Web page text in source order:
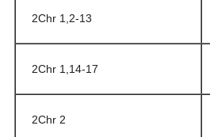
2Chr 1,2-13
2Chr 1,14-17
2Chr 2